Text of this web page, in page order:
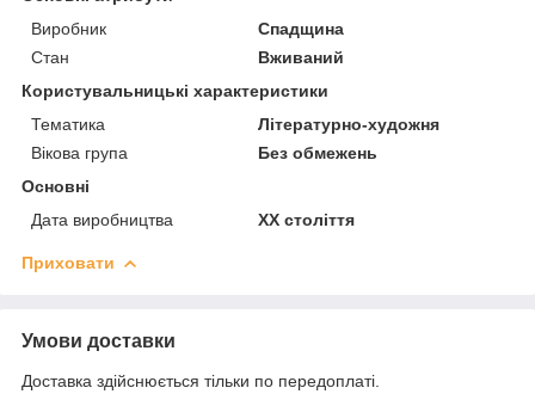
Виробник
Спадщина
Стан
Вживаний
Користувальницькі характеристики
Тематика
Літературно-художня
Вікова група
Без обмежень
Основні
Дата виробництва
XX століття
Приховати
Умови доставки
Доставка здійснюється тільки по передоплаті.